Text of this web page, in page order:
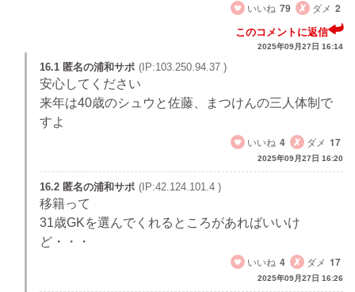
いいね 79 ダメ 2
このコメントに返信
2025年09月27日 16:14
16.1 匿名の浦和サポ (IP:103.250.94.37 )
安心してください
来年は40歳のシュウと佐藤、まつけんの三人体制で
すよ
いいね 4 ダメ 17
2025年09月27日 16:20
16.2 匿名の浦和サポ (IP:42.124.101.4 )
移籍って
31歳GKを選んでくれるところがあればいいけ
ど・・・
いいね 4 ダメ 17
2025年09月27日 16:26